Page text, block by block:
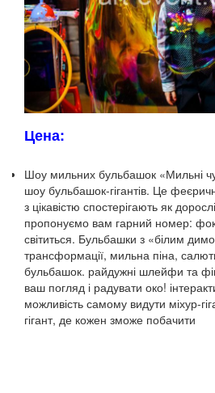
Цена:
Шоу мильних бульбашок «Мильні
шоу бульбашок-гігантів. Це
з цікавістю спостерігають як
пропонуємо вам гарний номер:
світиться. Бульбашки з «білим
трансформації, мильна піна,
бульбашок. райдужні шлейфи та
ваш погляд і радувати око!
можливість самому видути міхур-
гігант, де кожен зможе побачити